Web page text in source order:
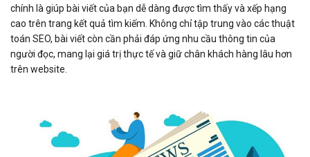
chính là giúp bài viết của bạn dễ dàng được tìm thấy và xếp hạng
cao trên trang kết quả tìm kiếm. Không chỉ tập trung vào các thuật
toán SEO, bài viết còn cần phải đáp ứng nhu cầu thông tin của
người đọc, mang lại giá trị thực tế và giữ chân khách hàng lâu hơn
trên website.